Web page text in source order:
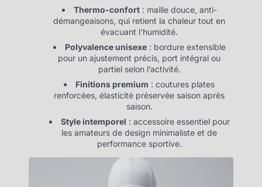
Thermo-confort: maille douce, anti-
démangeaisons, qui retient la chaleur tout en
évacuant l’humidité.
Polyvalence unisexe: bordure extensible
pour un ajustement précis, port intégral ou
partiel selon l’activité.
Finitions premium : coutures plates
renforcées, élasticité préservée saison après
saison.
Style intemporel : accessoire essentiel pour
les amateurs de design minimaliste et de
performance sportive.